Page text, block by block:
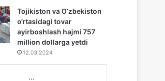
Tojikiston va O‘zbekiston
o‘rtasidagi tovar
ayirboshlash hajmi 757
million dollarga yetdi
12.03.2024
...